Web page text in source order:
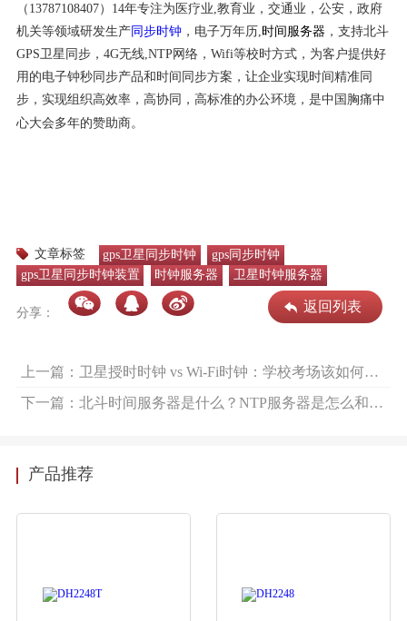
（13787108407）14年专注为医疗业,教育业，交通业，公安，政府
机关等领域研发生产同步时钟，电子万年历, 时间服务器 ，支持北斗
GPS卫星同步，4G无线,NTP网络，Wifi等校时方式，为客户提供好
用的电子钟秒同步产品和时间同步方案，让企业实现时间精准同
步，实现组织高效率，高协同，高标准的办公环境，是中国胸痛中
心大会多年的赞助商。
文章标签 gps卫星同步时钟
gps同步时钟
gps卫星同步时钟装置
时钟服务器 卫星时钟服务器
分享： 返回列表
上一篇：卫星授时时钟 vs Wi-Fi时钟：学校考场该如何选择？-述泰时钟
下一篇：北斗时间服务器是什么？NTP服务器是怎么和时钟同步时间的，时间服务器工作的原理？-述泰时钟
产品推荐